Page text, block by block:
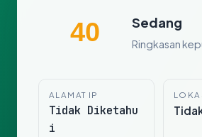
40 Sedang
Ringkasan
ALAMAT IP
Tidak Diketahu
i